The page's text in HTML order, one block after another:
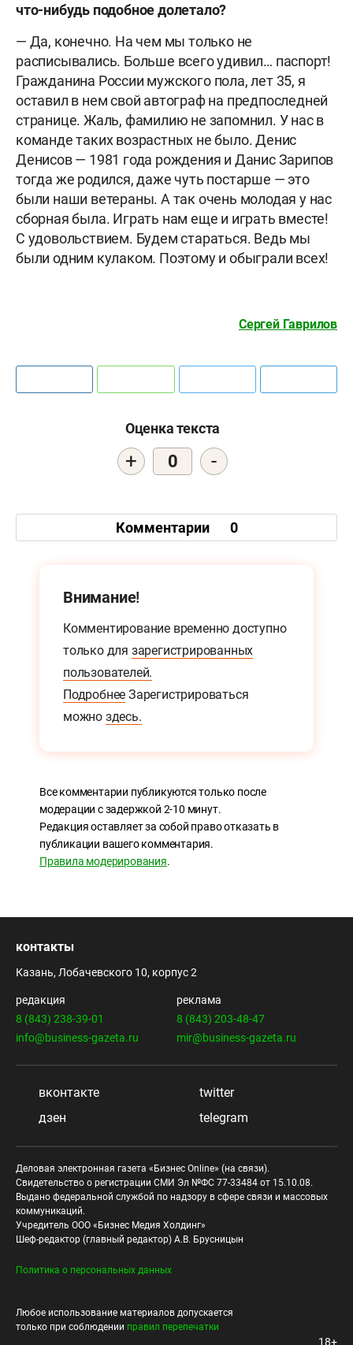
что-нибудь подобное долетало?
— Да, конечно. На чем мы только не
расписывались. Больше всего удивил… паспорт!
Гражданина России мужского пола, лет 35, я
оставил в нем свой автограф на предпоследней
странице. Жаль, фамилию не запомнил. У нас в
команде таких возрастных не было. Денис
Денисов — 1981 года рождения и Данис Зарипов
тогда же родился, даже чуть постарше — это
были наши ветераны. А так очень молодая у нас
сборная была. Играть нам еще и играть вместе!
С удовольствием. Будем стараться. Ведь мы
были одним кулаком. Поэтому и обыграли всех!
Сергей Гаврилов
Оценка текста
+ 0 -
Комментарии 0
Внимание!
Комментирование временно доступно
только для зарегистрированных
пользователей.
Подробнее Зарегистрироваться
можно здесь.
Все комментарии публикуются только после
модерации с задержкой 2-10 минут.
Редакция оставляет за собой право отказать в
публикации вашего комментария.
Правила модерирования.
контакты
Казань, Лобачевского 10, корпус 2
редакция
8 (843) 238-39-01
info@business-gazeta.ru
реклама
8 (843) 203-48-47
mir@business-gazeta.ru
вконтакте
twitter
дзен
telegram
Деловая электронная газета «Бизнес Online» (на связи).
Свидетельство о регистрации СМИ Эл №ФС 77-33484 от 15.10.08.
Выдано федеральной службой по надзору в сфере связи и массовых
коммуникаций.
Учредитель ООО «Бизнес Медия Холдинг»
Шеф-редактор (главный редактор) А.В. Брусницын
Политика о персональных данных
Любое использование материалов допускается
только при соблюдении правил перепечатки
18+